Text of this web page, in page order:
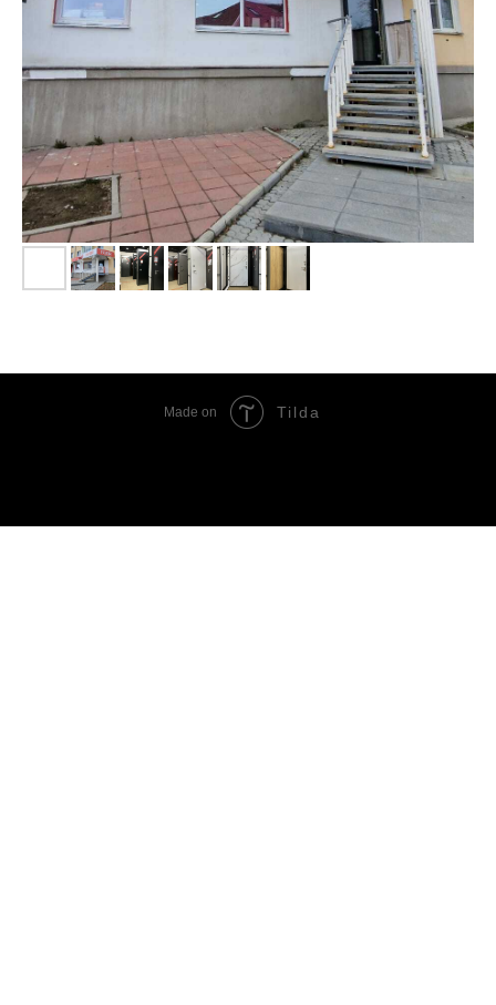
Made on Tilda